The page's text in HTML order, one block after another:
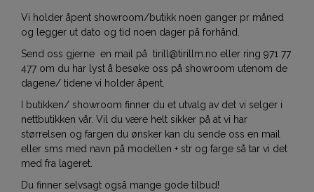
Vi holder åpent showroom/butikk noen ganger pr måned
og legger ut dato og tid noen dager på forhånd.
Send oss gjerne en mail på tirill@tirillm.no eller ring 971 77
477 om du har lyst å besøke oss på showroom utenom de
dagene/ tidene vi holder åpent.
I butikken/ showroom finner du et utvalg av det vi selger i
nettbutikken vår. Vil du være helt sikker på at vi har
størrelsen og fargen du ønsker kan du sende oss en mail
eller sms med navn på modellen + str og farge så tar vi det
med fra lageret.
Du finner selvsagt også mange gode tilbud!